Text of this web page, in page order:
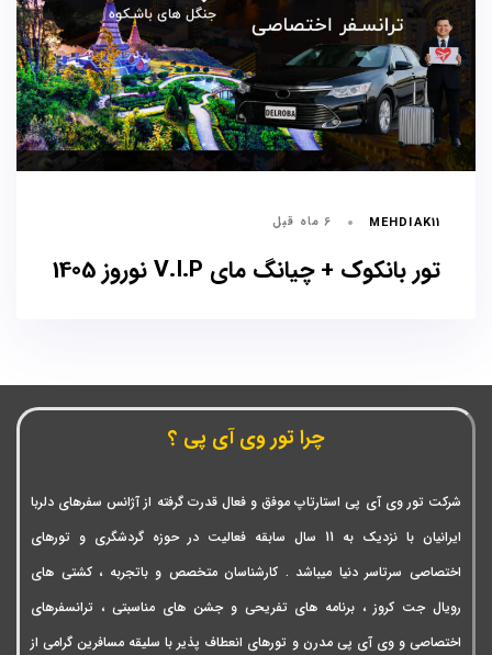
MEHDIAK11 6 ماه قبل
تور بانکوک + چیانگ مای V.I.P نوروز 1405
چرا تور وی آی پی ؟
شرکت تور وی آی پی استارتاپ موفق و فعال قدرت گرفته از آژانس سفرهای دلربا
ایرانیان با نزدیک به 11 سال سابقه فعالیت در حوزه گردشگری و تورهای
اختصاصی سرتاسر دنیا میباشد . کارشناسان متخصص و باتجربه ، کشتی های
رویال جت کروز ، برنامه های تفریحی و جشن های مناسبتی ، ترانسفرهای
اختصاصی و وی آی پی مدرن و تورهای انعطاف پذیر با سلیقه مسافرین گرامی از